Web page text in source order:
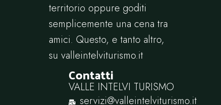
territorio oppure goditi
semplicemente una cena tra
amici. Questo, e tanto altro,
su valleintelviturismo.it
Contatti
VALLE INTELVI TURISMO
servizi@valleintelviturismo.it